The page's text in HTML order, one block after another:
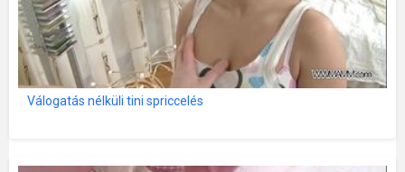
Válogatás nélküli tini spriccelés